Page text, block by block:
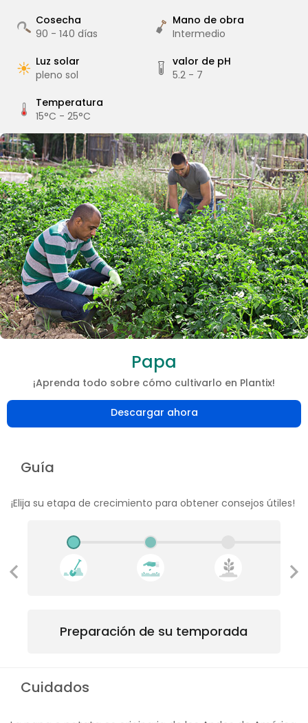
Cosecha
90 - 140 días
Mano de obra
Intermedio
Luz solar
pleno sol
valor de pH
5.2 - 7
Temperatura
15°C - 25°C
Papa
¡Aprenda todo sobre cómo cultivarlo en Plantix!
Descargar ahora
Guía
¡Elija su etapa de crecimiento para obtener consejos útiles!
Preparación de su temporada
Cuidados